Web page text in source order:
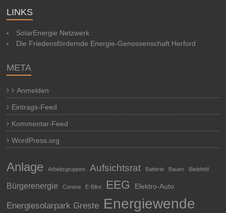
LINKS
SolarEnergie Netzwerk
Die Friedensfördernde Energie-Genossenschaft Herford
META
Anmelden
Eintrags-Feed
Kommentar-Feed
WordPress.org
Anlage Arbeitsgruppen Aufsichtsrat Batterie Bauen Bielefeld
Bürgerenergie Corona E-Bike EEG Elektro-Auto
Energiesolarpark Greste Energiewende